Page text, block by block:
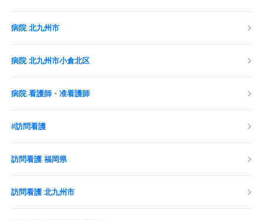
病院 北九州市
病院 北九州市小倉北区
病院 看護師・准看護師
#訪問看護
訪問看護 福岡県
訪問看護 北九州市